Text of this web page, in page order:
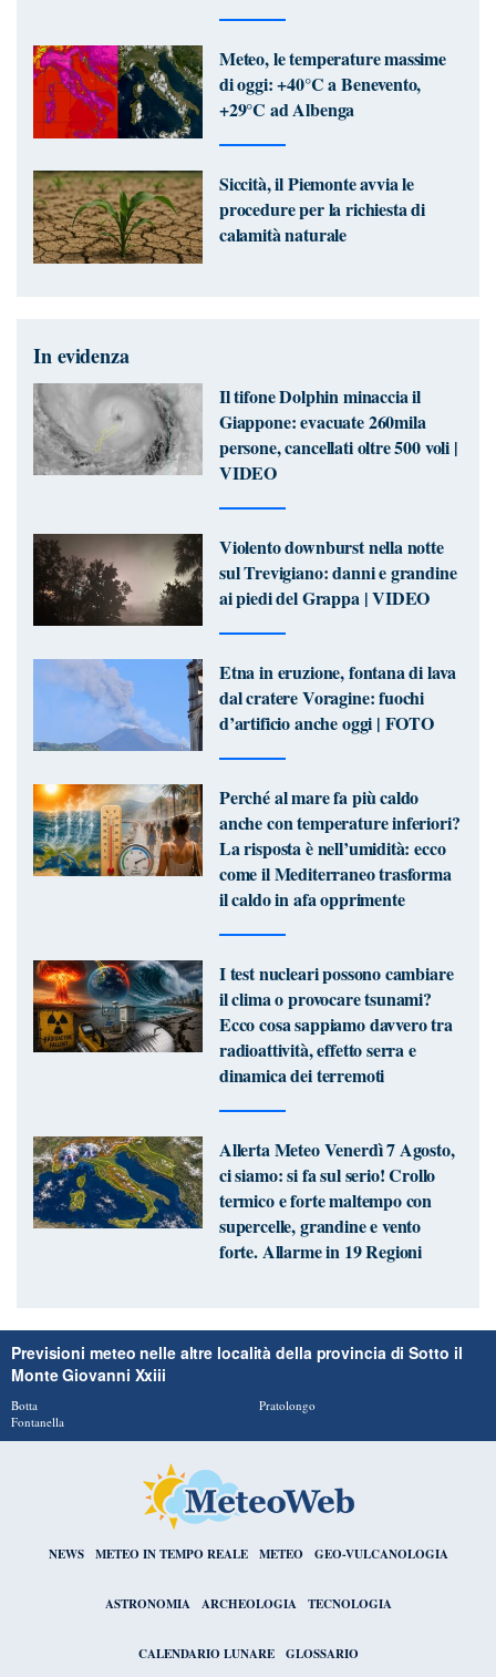
Meteo, le temperature massime
di oggi: +40°C a Benevento,
+29°C ad Albenga
Siccità, il Piemonte avvia le
procedure per la richiesta di
calamità naturale
In evidenza
Il tifone Dolphin minaccia il
Giappone: evacuate 260mila
persone, cancellati oltre 500 voli |
VIDEO
Violento downburst nella notte
sul Trevigiano: danni e grandine
ai piedi del Grappa | VIDEO
Etna in eruzione, fontana di lava
dal cratere Voragine: fuochi
d’artificio anche oggi | FOTO
Perché al mare fa più caldo
anche con temperature inferiori?
La risposta è nell’umidità: ecco
come il Mediterraneo trasforma
il caldo in afa opprimente
I test nucleari possono cambiare
il clima o provocare tsunami?
Ecco cosa sappiamo davvero tra
radioattività, effetto serra e
dinamica dei terremoti
Allerta Meteo Venerdì 7 Agosto,
ci siamo: si fa sul serio! Crollo
termico e forte maltempo con
supercelle, grandine e vento
forte. Allarme in 19 Regioni
Previsioni meteo nelle altre località della provincia di Sotto il
Monte Giovanni Xxiii
Botta
Fontanella
Pratolongo
NEWS METEO IN TEMPO REALE METEO GEO-VULCANOLOGIA
ASTRONOMIA ARCHEOLOGIA TECNOLOGIA
CALENDARIO LUNARE GLOSSARIO